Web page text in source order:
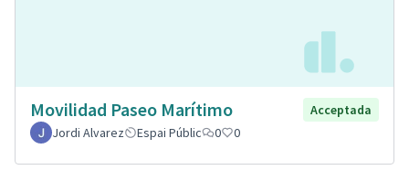
Movilidad Paseo Marítimo
Acceptada
Jordi Alvarez
Espai Públic 0 0